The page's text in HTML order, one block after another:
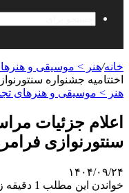
خانه/هنر > موسیقی و
اختتامیه جشنواره
هنر > موسیقی و هنرهای
اعلام جزئیات
سنتورنوازی
۱۴۰۴/۰۹/۲۴
خواندن این مطلب 1 دقیقه زمان میبرد